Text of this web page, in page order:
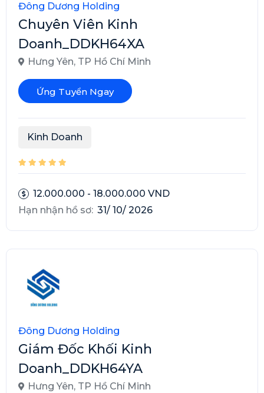
Đông Dương Holding
Chuyên Viên Kinh
Doanh_DDKH64XA
Hưng Yên, TP Hồ Chí Minh
Ứng Tuyển Ngay
Kinh Doanh
12.000.000 - 18.000.000 VND
Hạn nhận hồ sơ: 31/ 10/ 2026
Đông Dương Holding
Giám Đốc Khối Kinh
Doanh_DDKH64YA
Hưng Yên, TP Hồ Chí Minh